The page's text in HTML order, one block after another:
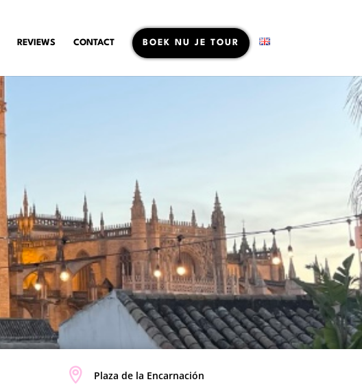
REVIEWS CONTACT BOEK NU JE TOUR
Plaza de la Encarnación